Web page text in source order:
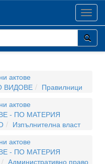
актове
ВИДОВЕ
Правилници
актове
- ПО МАТЕРИЯ
Изпълнителна власт
актове
- ПО МАТЕРИЯ
Административно право